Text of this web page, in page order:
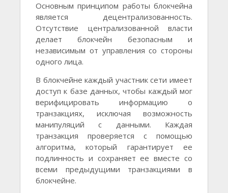
Основным принципом работы блокчейна
является децентрализованность.
Отсутствие централизованной власти
делает блокчейн безопасным и
независимым от управления со стороны
одного лица.
В блокчейне каждый участник сети имеет
доступ к базе данных, чтобы каждый мог
верифицировать информацию о
транзакциях, исключая возможность
манипуляций с данными. Каждая
транзакция проверяется с помощью
алгоритма, который гарантирует ее
подлинность и сохраняет ее вместе со
всеми предыдущими транзакциями в
блокчейне.